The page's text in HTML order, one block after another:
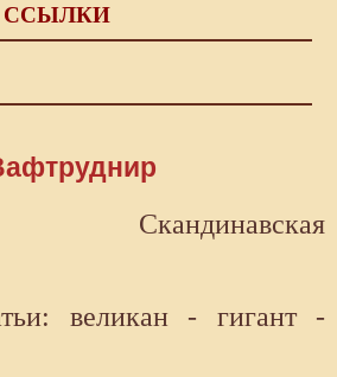
ССЫЛКИ
Скандинавская
великан - гигант -